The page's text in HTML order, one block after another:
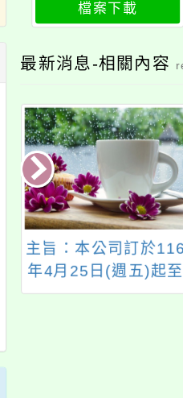
檔案下載
最新消息-相關內容
主旨：本公司訂於116
年4月25日(週五)起至
116年5月3日（週